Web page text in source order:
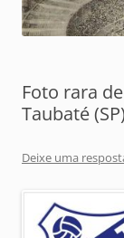
Foto rara
Taubaté (SP)
Deixe uma